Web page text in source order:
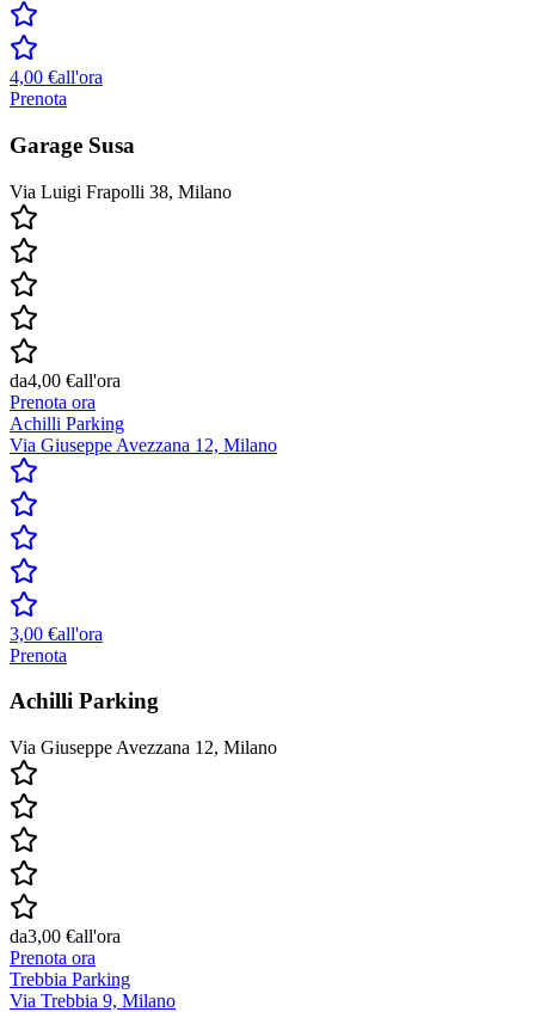
4,00 €all'ora
Prenota
Garage Susa
Via Luigi Frapolli 38, Milano
da4,00 €all'ora
Prenota ora
Achilli Parking
Via Giuseppe Avezzana 12, Milano
3,00 €all'ora
Prenota
Achilli Parking
Via Giuseppe Avezzana 12, Milano
da3,00 €all'ora
Prenota ora
Trebbia Parking
Via Trebbia 9, Milano